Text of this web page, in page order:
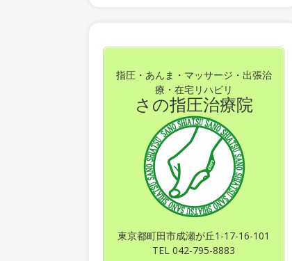
指圧・あんま・マッサージ・出張治
療・在宅リハビリ
さの指圧治療院
東京都町田市成瀬が丘1-17-16-101
TEL 042-795-8883